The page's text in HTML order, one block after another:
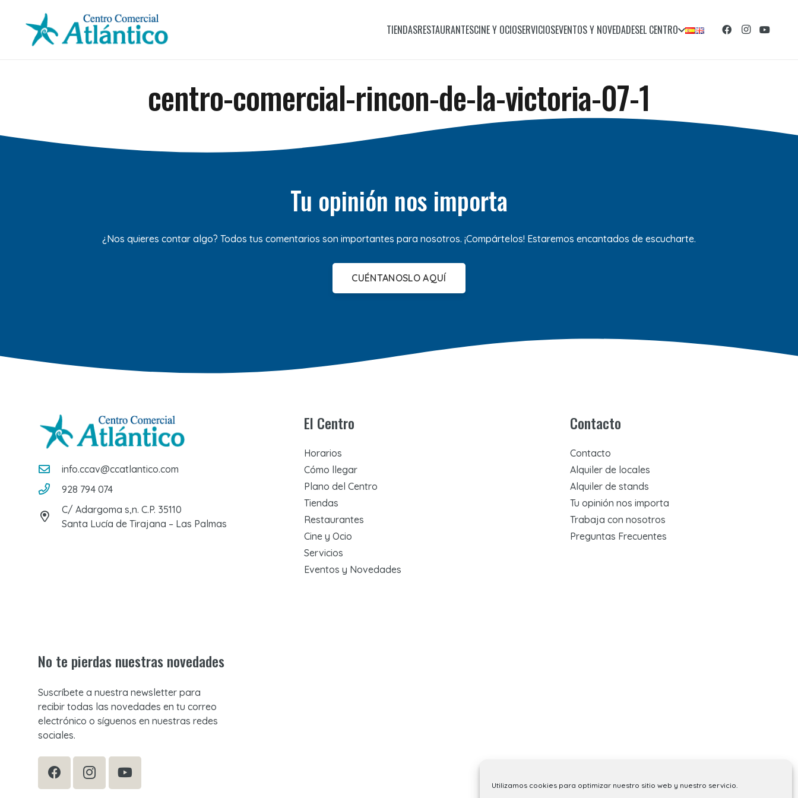
Utilizamos cookies para optimizar nuestro sitio web y nuestro servicio.
TIENDASRESTAURANTESCINE Y OCIOSERVICIOSEVENTOS Y NOVEDADESEL CENTRO
centro-comercial-rincon-de-la-victoria-07-1
Tu opinión nos importa
¿Nos quieres contar algo? Todos tus comentarios son importantes para nosotros. ¡Compártelos! Estaremos encantados de escucharte.
CUÉNTANOSLO AQUÍ
info.ccav@ccatlantico.com
928 794 074
C/ Adargoma s,n. C.P. 35110
Santa Lucía de Tirajana – Las Palmas
El Centro
Horarios
Cómo llegar
Plano del Centro
Tiendas
Restaurantes
Cine y Ocio
Servicios
Eventos y Novedades
Contacto
Contacto
Alquiler de locales
Alquiler de stands
Tu opinión nos importa
Trabaja con nosotros
Preguntas Frecuentes
No te pierdas nuestras novedades
Suscríbete a nuestra newsletter para
recibir todas las novedades en tu correo
electrónico o síguenos en nuestras redes
sociales.